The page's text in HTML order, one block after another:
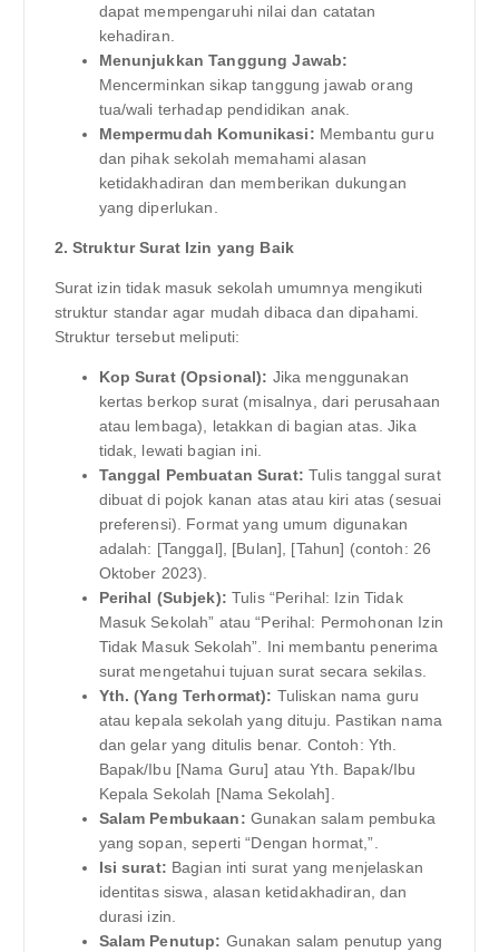
dapat mempengaruhi nilai dan catatan
kehadiran.
Menunjukkan Tanggung Jawab:
Mencerminkan sikap tanggung jawab orang
tua/wali terhadap pendidikan anak.
Mempermudah Komunikasi: Membantu guru
dan pihak sekolah memahami alasan
ketidakhadiran dan memberikan dukungan
yang diperlukan.
2. Struktur Surat Izin yang Baik
Surat izin tidak masuk sekolah umumnya mengikuti
struktur standar agar mudah dibaca dan dipahami.
Struktur tersebut meliputi:
Kop Surat (Opsional): Jika menggunakan
kertas berkop surat (misalnya, dari perusahaan
atau lembaga), letakkan di bagian atas. Jika
tidak, lewati bagian ini.
Tanggal Pembuatan Surat: Tulis tanggal surat
dibuat di pojok kanan atas atau kiri atas (sesuai
preferensi). Format yang umum digunakan
adalah: [Tanggal], [Bulan], [Tahun] (contoh: 26
Oktober 2023).
Perihal (Subjek): Tulis “Perihal: Izin Tidak
Masuk Sekolah” atau “Perihal: Permohonan Izin
Tidak Masuk Sekolah”. Ini membantu penerima
surat mengetahui tujuan surat secara sekilas.
Yth. (Yang Terhormat): Tuliskan nama guru
atau kepala sekolah yang dituju. Pastikan nama
dan gelar yang ditulis benar. Contoh: Yth.
Bapak/Ibu [Nama Guru] atau Yth. Bapak/Ibu
Kepala Sekolah [Nama Sekolah].
Salam Pembukaan: Gunakan salam pembuka
yang sopan, seperti “Dengan hormat,”.
Isi surat: Bagian inti surat yang menjelaskan
identitas siswa, alasan ketidakhadiran, dan
durasi izin.
Salam Penutup: Gunakan salam penutup yang